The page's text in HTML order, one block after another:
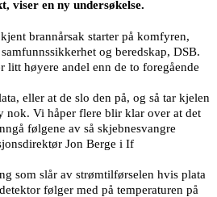
viser en ny undersøkelse.
brannårsak starter på komfyren,
og beredskap, DSB.
litt høyere andel enn de to foregående
eller at de slo den på, og så tar kjelen
nok. Vi håper flere blir klar over at det
følgene av så skjebnesvangre
Jon Berge i If
som slår av strømtilførselen hvis plata
følger med på temperaturen på